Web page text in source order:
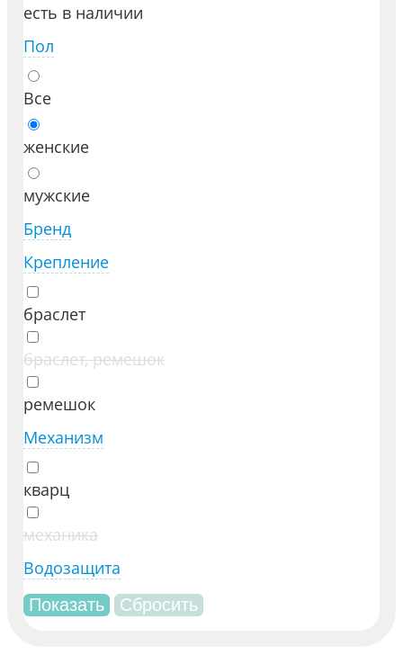
есть в наличии
Пол
Все
женские
мужские
Бренд
Крепление
браслет
браслет, ремешок
ремешок
Механизм
кварц
механика
Водозащита